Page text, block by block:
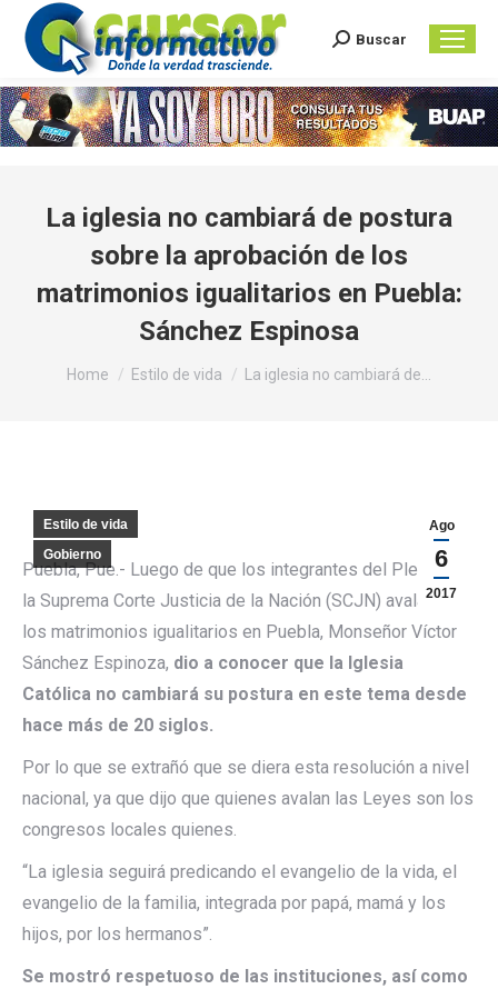
Search:
Buscar
La iglesia no cambiará de postura
sobre la aprobación de los
matrimonios igualitarios en Puebla:
Sánchez Espinosa
You are here:
Home Estilo de vida La iglesia no cambiará de…
Ago
6
2017
Estilo de vida
Gobierno
Puebla, Pue.- Luego de que los integrantes del Pleno de
la Suprema Corte Justicia de la Nación (SCJN) avalaran
los matrimonios igualitarios en Puebla, Monseñor Víctor
Sánchez Espinoza, dio a conocer que la Iglesia
Católica no cambiará su postura en este tema desde
hace más de 20 siglos.
Por lo que se extrañó que se diera esta resolución a nivel
nacional, ya que dijo que quienes avalan las Leyes son los
congresos locales quienes.
“La iglesia seguirá predicando el evangelio de la vida, el
evangelio de la familia, integrada por papá, mamá y los
hijos, por los hermanos”.
Se mostró respetuoso de las instituciones, así como